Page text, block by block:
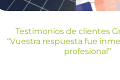
Blog
Testimonios de clientes
“Vuestra respuesta fue
profesional”